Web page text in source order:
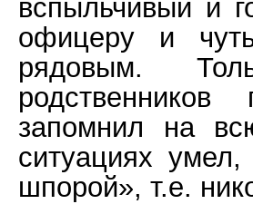
вспыльчивый и
офицеру и
рядовым.
запомнил на
ситуациях
шпорой», т.е.